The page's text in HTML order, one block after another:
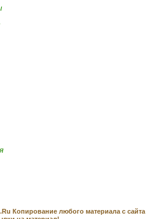
Копирование любого материала с сайта